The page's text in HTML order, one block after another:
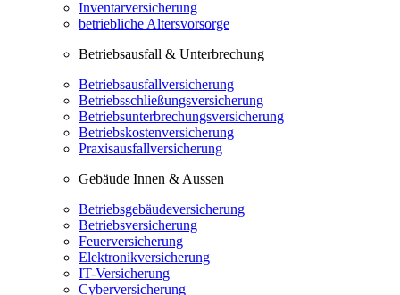
Inventarversicherung
betriebliche Altersvorsorge
Betriebsausfall & Unterbrechung
Betriebsausfallversicherung
Betriebsschließungsversicherung
Betriebsunterbrechungsversicherung
Betriebskostenversicherung
Praxisausfallversicherung
Gebäude Innen & Aussen
Betriebsgebäudeversicherung
Betriebsversicherung
Feuerversicherung
Elektronikversicherung
IT-Versicherung
Cyberversicherung